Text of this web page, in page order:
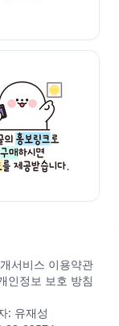
서비스 이용약관
인정보 보호 방침
: 유재성